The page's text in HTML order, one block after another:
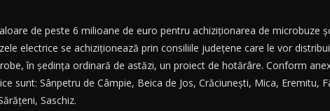
de peste 6 milioane de euro pentru achiziționarea de microbuze
electrice se achiziționează prin consiliile județene care le vor
în ședința ordinară de astăzi, un proiect de hotărâre. Conform
sunt: Sânpetru de Câmpie, Beica de Jos, Crăciunești, Mica, Eremitu,
Saschiz.